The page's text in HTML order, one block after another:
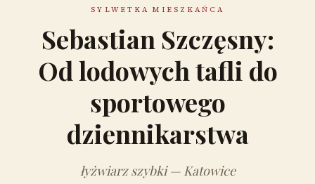
SYLWETKA MIESZKAŃCA
Sebastian Szczęsny:
Od lodowych tafli do
sportowego
dziennikarstwa
łyżwiarz szybki — Katowice